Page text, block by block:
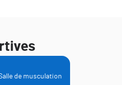
de musculation